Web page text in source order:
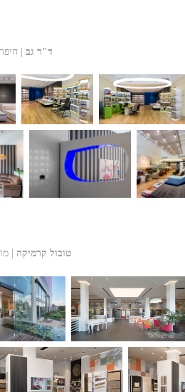
ד"ר גב | חיפה
טובול קרמיקה |